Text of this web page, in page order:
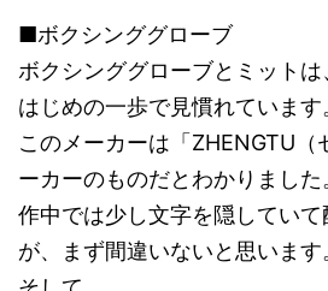
■ボクシンググローブ
ボクシンググローブとミットは
はじめの一歩で見慣れています
このメーカーは「ZHENGTU（
ーカーのものだとわかりました
作中では少し文字を隠してい
が、まず間違いないと思います